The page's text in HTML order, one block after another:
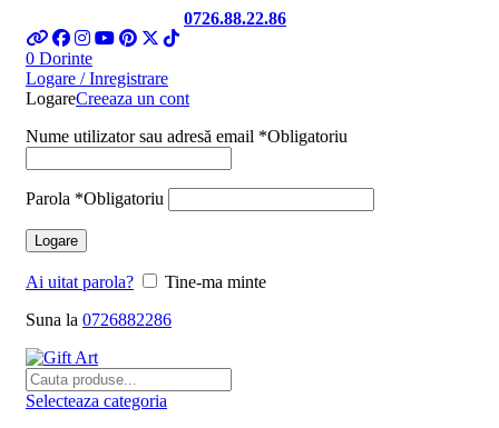
0726.88.22.86
0 Dorinte
Logare / Inregistrare
LogareCreeaza un cont
Nume utilizator sau adresă email *Obligatoriu
Parola *Obligatoriu
Logare
Ai uitat parola?
Tine-ma minte
Suna la 0726882286
Selecteaza categoria